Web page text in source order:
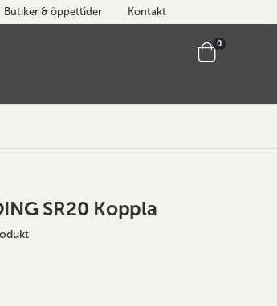
Butiker & öppettider Kontakt
Cart
0artiklar
SR20 Koppla